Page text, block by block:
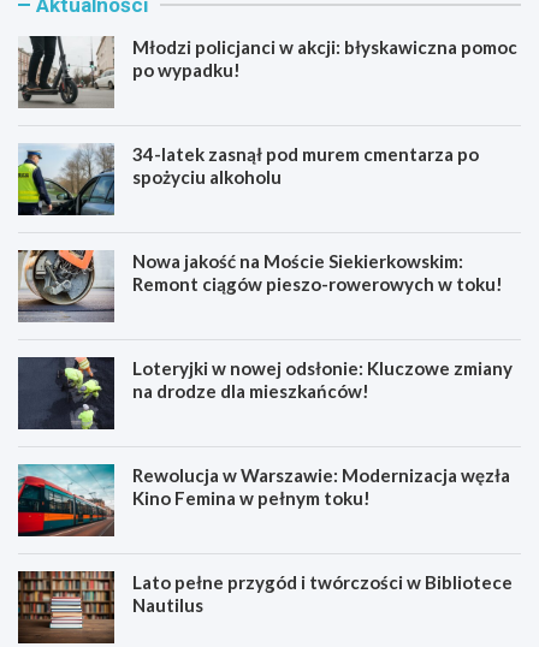
Młodzi policjanci w akcji: błyskawiczna pomoc
po wypadku!
34-latek zasnął pod murem cmentarza po
spożyciu alkoholu
Nowa jakość na Moście Siekierkowskim:
Remont ciągów pieszo-rowerowych w toku!
Loteryjki w nowej odsłonie: Kluczowe zmiany
na drodze dla mieszkańców!
Rewolucja w Warszawie: Modernizacja węzła
Kino Femina w pełnym toku!
Lato pełne przygód i twórczości w Bibliotece
Nautilus
M
3